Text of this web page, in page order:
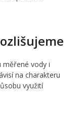
měřené vody i
na charakteru
využití